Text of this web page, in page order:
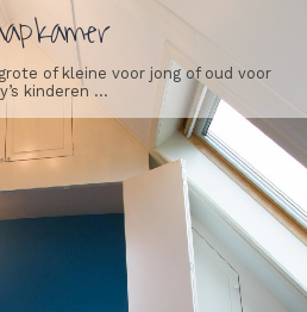
of kleine voor jong of oud voor
kinderen ...